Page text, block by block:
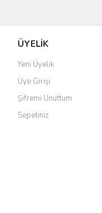
ÜYELİK
Yeni Üyelik
Üye Girişi
Şifremi Unuttum
Sepetiniz